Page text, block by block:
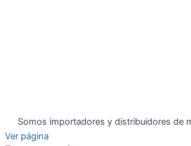
Somos importadores y distribuidores de
Ver página